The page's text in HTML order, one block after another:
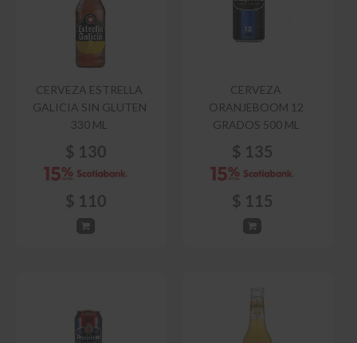
CERVEZA ESTRELLA
GALICIA SIN GLUTEN
330 ML
$ 130
$ 110
CERVEZA
ORANJEBOOM 12
GRADOS 500 ML
$ 135
$ 115